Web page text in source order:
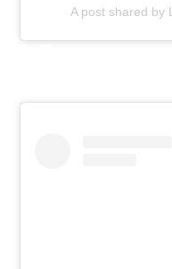
A post shared by